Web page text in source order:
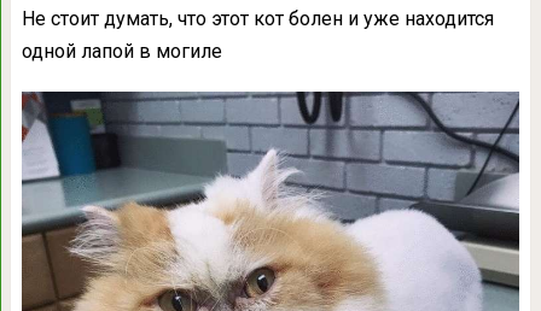
Не стоит думать, что этот кот болен и уже находится
одной лапой в могиле